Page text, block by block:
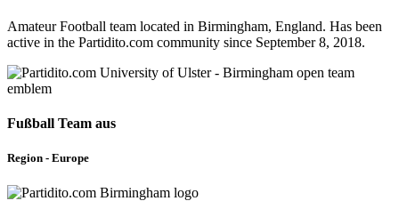
Amateur Football team located in Birmingham, England. Has been
active in the Partidito.com community since September 8, 2018.
Fußball Team aus
Region - Europe